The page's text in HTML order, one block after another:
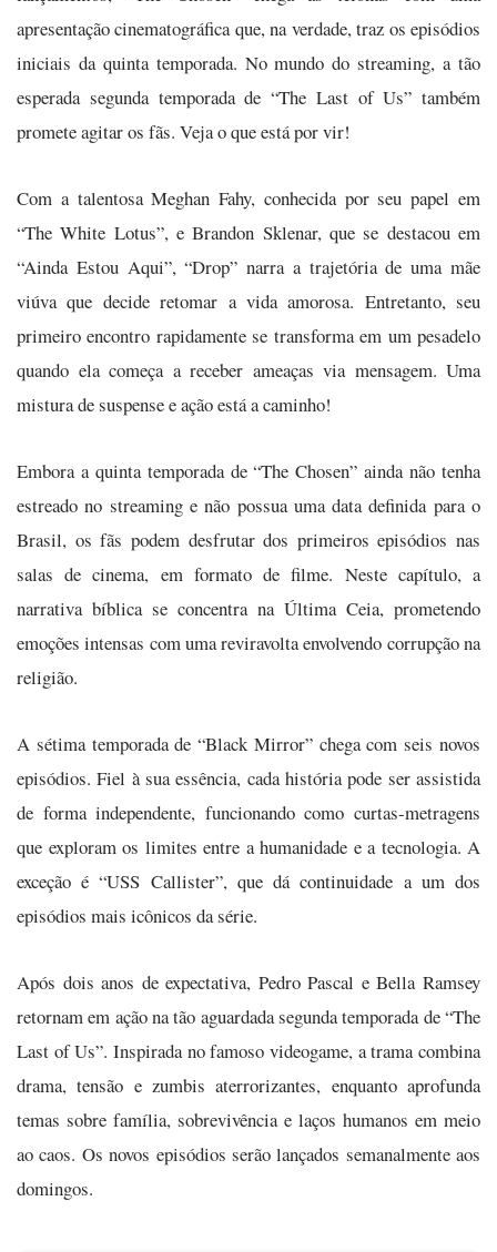
apresentação cinematográfica que, na verdade, traz os episódios
iniciais da quinta temporada. No mundo do streaming, a tão
esperada segunda temporada de “The Last of Us” também
promete agitar os fãs. Veja o que está por vir!
Com a talentosa Meghan Fahy, conhecida por seu papel em
“The White Lotus”, e Brandon Sklenar, que se destacou em
“Ainda Estou Aqui”, “Drop” narra a trajetória de uma mãe
viúva que decide retomar a vida amorosa. Entretanto, seu
primeiro encontro rapidamente se transforma em um pesadelo
quando ela começa a receber ameaças via mensagem. Uma
mistura de suspense e ação está a caminho!
Embora a quinta temporada de “The Chosen” ainda não tenha
estreado no streaming e não possua uma data definida para o
Brasil, os fãs podem desfrutar dos primeiros episódios nas
salas de cinema, em formato de filme. Neste capítulo, a
narrativa bíblica se concentra na Última Ceia, prometendo
emoções intensas com uma reviravolta envolvendo corrupção na
religião.
A sétima temporada de “Black Mirror” chega com seis novos
episódios. Fiel à sua essência, cada história pode ser assistida
de forma independente, funcionando como curtas-metragens
que exploram os limites entre a humanidade e a tecnologia. A
exceção é “USS Callister”, que dá continuidade a um dos
episódios mais icônicos da série.
Após dois anos de expectativa, Pedro Pascal e Bella Ramsey
retornam em ação na tão aguardada segunda temporada de “The
Last of Us”. Inspirada no famoso videogame, a trama combina
drama, tensão e zumbis aterrorizantes, enquanto aprofunda
temas sobre família, sobrevivência e laços humanos em meio
ao caos. Os novos episódios serão lançados semanalmente aos
domingos.